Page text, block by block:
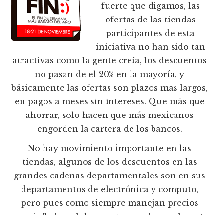
fuerte que digamos, las
ofertas de las tiendas
participantes de esta
iniciativa no han sido tan
atractivas como la gente creía, los descuentos
no pasan de el 20% en la mayoría, y
básicamente las ofertas son plazos mas largos,
en pagos a meses sin intereses. Que más que
ahorrar, solo hacen que más mexicanos
engorden la cartera de los bancos.
No hay movimiento importante en las
tiendas, algunos de los descuentos en las
grandes cadenas departamentales son en sus
departamentos de electrónica y computo,
pero pues como siempre manejan precios